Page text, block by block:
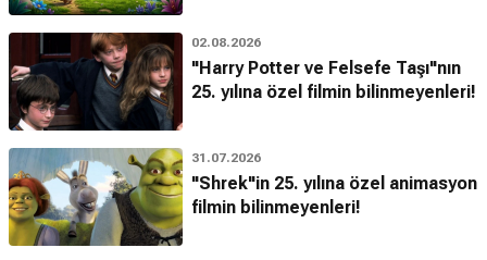
02.08.2026
"Harry Potter ve Felsefe Taşı"nın
25. yılına özel filmin bilinmeyenleri!
31.07.2026
"Shrek"in 25. yılına özel animasyon
filmin bilinmeyenleri!